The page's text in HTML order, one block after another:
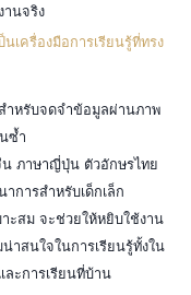
นจริง
นเครื่องมือการเรียนรู้ที่ทรง
ำหรับจดจำข้อมูลผ่านภาพ
ซ้ำ
น ภาษาญี่ปุ่น ตัวอักษรไทย
การสำหรับเด็กเล็ก
ะสม จะช่วยให้หยิบใช้งาน
าสนใจในการเรียนรู้ทั้งใน
ละการเรียนที่บ้าน